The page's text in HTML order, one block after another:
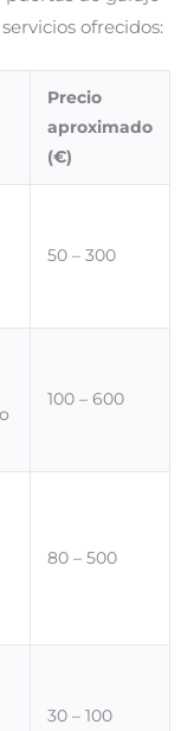
ofrecidos:
Precio
aproximado
(€)
50 – 300
100 – 600
80 – 500
30 – 100